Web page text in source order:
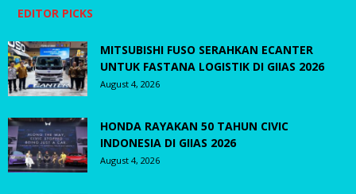
EDITOR PICKS
MITSUBISHI FUSO SERAHKAN ECANTER
UNTUK FASTANA LOGISTIK DI GIIAS 2026
August 4, 2026
HONDA RAYAKAN 50 TAHUN CIVIC
INDONESIA DI GIIAS 2026
August 4, 2026